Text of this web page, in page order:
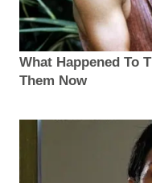
What Happened To
Them Now